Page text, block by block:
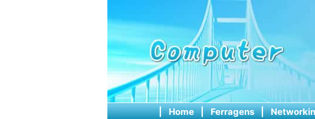
| Home | Ferragens |